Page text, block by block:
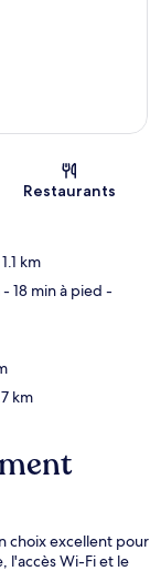
Restaurants
km
- 18 min à pied -
km
choix excellent pour
l'accès Wi-Fi et le